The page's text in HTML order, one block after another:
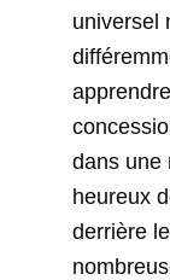
universel
dans une
heureux
derrière